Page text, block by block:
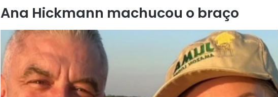
Ana Hickmann machucou o braço